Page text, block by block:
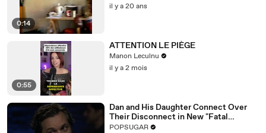
0:14
il y a 20 ans
0:55
ATTENTION LE PIÈGE
Manon Leculnu
il y a 2 mois
Dan and His Daughter Connect Over
Their Disconnect in New "Fatal
Attraction" Exclusive Clip
POPSUGAR